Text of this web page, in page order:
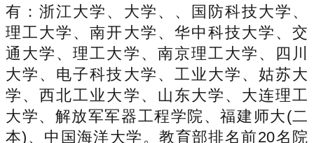
有：浙江大学、大学、、国防科技大学、
理工大学、南开大学、华中科技大学、交
通大学、理工大学、南京理工大学、四川
大学、电子科技大学、工业大学、姑苏大
学、西北工业大学、山东大学、大连理工
大学、解放军军器工程学院、福建师大(二
本)、中国海洋大学。教育部排名前20名院